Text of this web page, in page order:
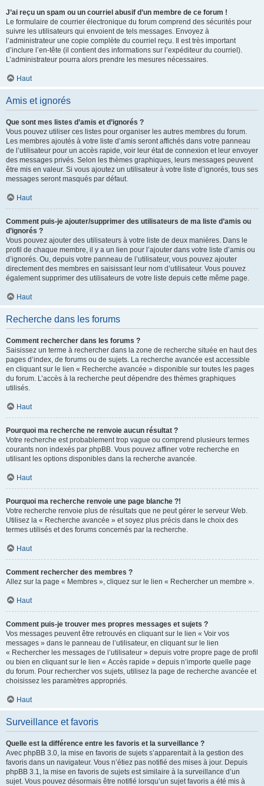
J’ai reçu un spam ou un courriel abusif d’un membre de ce forum !
Le formulaire de courrier électronique du forum comprend des sécurités pour
suivre les utilisateurs qui envoient de tels messages. Envoyez à
l’administrateur une copie complète du courriel reçu. Il est très important
d’inclure l’en-tête (il contient des informations sur l’expéditeur du courriel).
L’administrateur pourra alors prendre les mesures nécessaires.
Haut
Amis et ignorés
Que sont mes listes d’amis et d’ignorés ?
Vous pouvez utiliser ces listes pour organiser les autres membres du forum.
Les membres ajoutés à votre liste d’amis seront affichés dans votre panneau
de l’utilisateur pour un accès rapide, voir leur état de connexion et leur envoyer
des messages privés. Selon les thèmes graphiques, leurs messages peuvent
être mis en valeur. Si vous ajoutez un utilisateur à votre liste d’ignorés, tous ses
messages seront masqués par défaut.
Haut
Comment puis-je ajouter/supprimer des utilisateurs de ma liste d’amis ou
d’ignorés ?
Vous pouvez ajouter des utilisateurs à votre liste de deux manières. Dans le
profil de chaque membre, il y a un lien pour l’ajouter dans votre liste d’amis ou
d’ignorés. Ou, depuis votre panneau de l’utilisateur, vous pouvez ajouter
directement des membres en saisissant leur nom d’utilisateur. Vous pouvez
également supprimer des utilisateurs de votre liste depuis cette même page.
Haut
Recherche dans les forums
Comment rechercher dans les forums ?
Saisissez un terme à rechercher dans la zone de recherche située en haut des
pages d’index, de forums ou de sujets. La recherche avancée est accessible
en cliquant sur le lien « Recherche avancée » disponible sur toutes les pages
du forum. L’accès à la recherche peut dépendre des thèmes graphiques
utilisés.
Haut
Pourquoi ma recherche ne renvoie aucun résultat ?
Votre recherche est probablement trop vague ou comprend plusieurs termes
courants non indexés par phpBB. Vous pouvez affiner votre recherche en
utilisant les options disponibles dans la recherche avancée.
Haut
Pourquoi ma recherche renvoie une page blanche ?!
Votre recherche renvoie plus de résultats que ne peut gérer le serveur Web.
Utilisez la « Recherche avancée » et soyez plus précis dans le choix des
termes utilisés et des forums concernés par la recherche.
Haut
Comment rechercher des membres ?
Allez sur la page « Membres », cliquez sur le lien « Rechercher un membre ».
Haut
Comment puis-je trouver mes propres messages et sujets ?
Vos messages peuvent être retrouvés en cliquant sur le lien « Voir vos
messages » dans le panneau de l’utilisateur, en cliquant sur le lien
« Rechercher les messages de l’utilisateur » depuis votre propre page de profil
ou bien en cliquant sur le lien « Accès rapide » depuis n’importe quelle page
du forum. Pour rechercher vos sujets, utilisez la page de recherche avancée et
choisissez les paramètres appropriés.
Haut
Surveillance et favoris
Quelle est la différence entre les favoris et la surveillance ?
Avec phpBB 3.0, la mise en favoris de sujets s’apparentait à la gestion des
favoris dans un navigateur. Vous n’étiez pas notifié des mises à jour. Depuis
phpBB 3.1, la mise en favoris de sujets est similaire à la surveillance d’un
sujet. Vous pouvez désormais être notifié lorsqu’un sujet favoris a été mis à